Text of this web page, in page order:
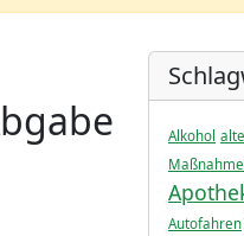
Alkohol
Autofahren